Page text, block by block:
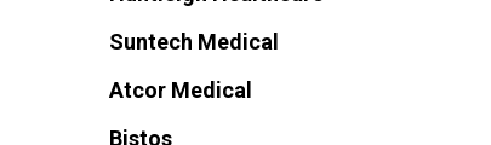
Suntech Medical
Atcor Medical
Bistos